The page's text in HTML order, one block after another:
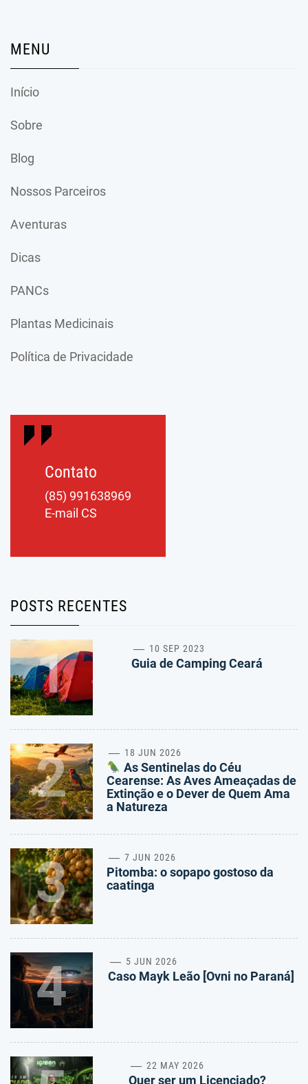
MENU
Início
Sobre
Blog
Nossos Parceiros
Aventuras
Dicas
PANCs
Plantas Medicinais
Política de Privacidade
Contato
(85) 991638969
E-mail CS
POSTS RECENTES
1 10 SEP 2023
Guia de Camping Ceará
2 18 JUN 2026
As Sentinelas do Céu
Cearense: As Aves Ameaçadas de
Extinção e o Dever de Quem Ama
a Natureza
3 7 JUN 2026
Pitomba: o sopapo gostoso da
caatinga
4 5 JUN 2026
Caso Mayk Leão [Ovni no Paraná]
22 MAY 2026
Quer ser um Licenciado?